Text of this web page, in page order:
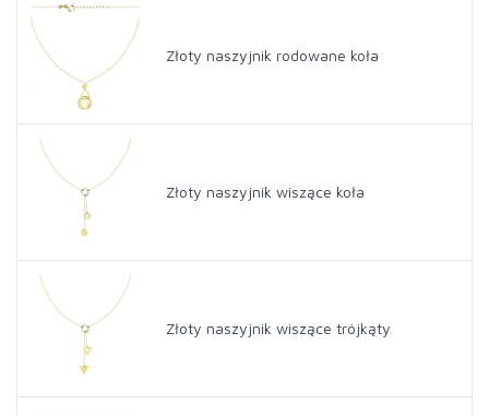
Złoty naszyjnik rodowane koła
Złoty naszyjnik wiszące koła
Złoty naszyjnik wiszące trójkąty